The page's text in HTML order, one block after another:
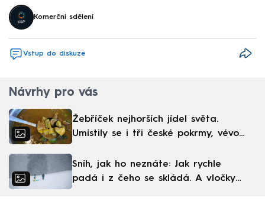
Komerční sdělení
Vstup do diskuze
Návrhy pro vás
Žebříček nejhorších jídel světa.
Umístily se i tři české pokrmy, vévodí
Sníh, jak ho neznáte: Jak rychle
padá i z čeho se skládá. A vločky